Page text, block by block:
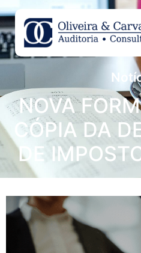
NOVA
CÓPIA DA
DE